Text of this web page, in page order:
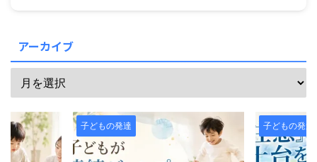
アーカイブ
子どもの発達 子どもの発達